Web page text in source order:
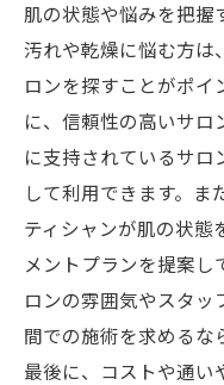
肌の状態や悩みを把握
汚れや乾燥に悩む方は
ロンを探すことがポイ
に、信頼性の高いサロ
に支持されているサ
して利用できます。ま
ティシャンが肌の状態
メントプランを提案し
ロンの雰囲気やスタッ
間での施術を求めるな
最後に、コストや通い